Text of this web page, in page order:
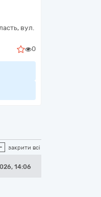
вул.
0
- закрити всі
14:06